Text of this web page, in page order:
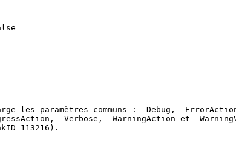
les paramètres communs : -Debug, -
-Verbose, -WarningAction et -